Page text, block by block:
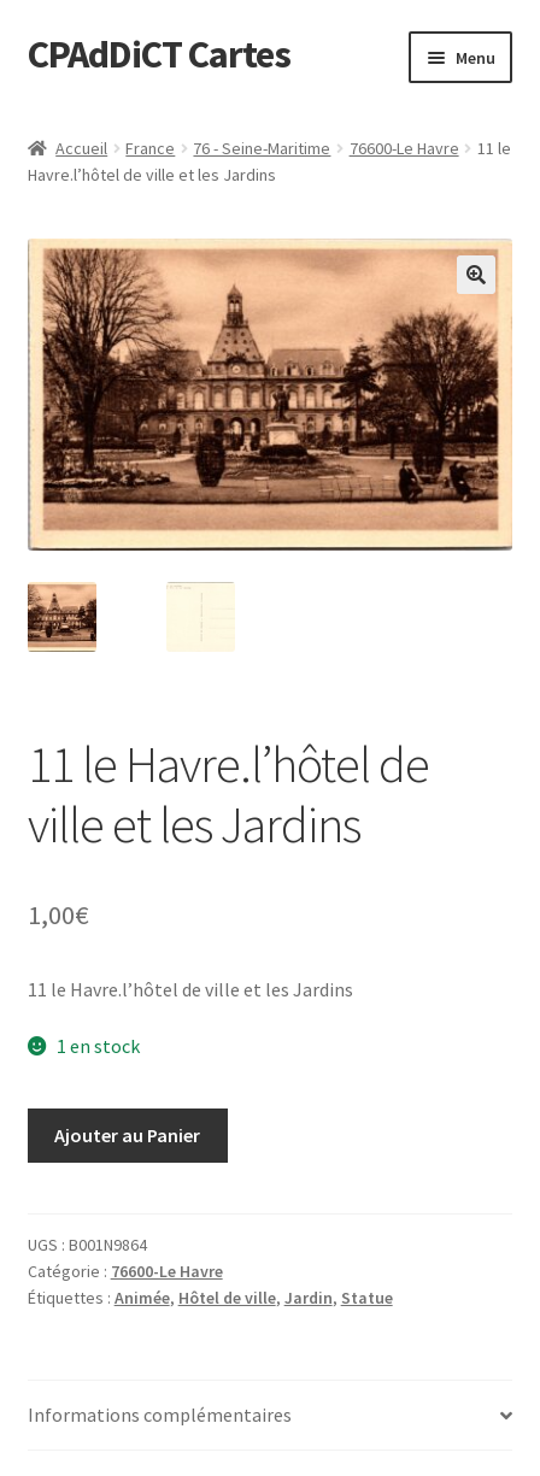
Aller
à
navigation
Aller
au
CPAdDiCT Cartes Menu
Panier
Accueil France 76 - Seine-Maritime 76600-Le Havre
11 le
Havre.l’hôtel de ville et les Jardins
11 le Havre.l’hôtel de
ville et les Jardins
1,00€
11 le Havre.l’hôtel de ville et les Jardins
1 en stock
Havre.l’hôtel
de
ville
Ajouter au Panier
UGS : B001N9864
Catégorie : 76600-Le Havre
Étiquettes : Animée, Hôtel de ville, Jardin, Statue
Informations complémentaires